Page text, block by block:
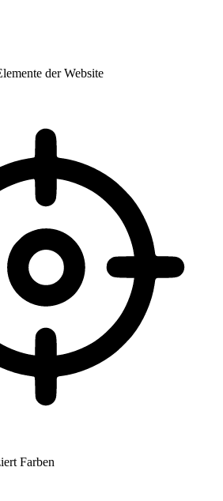
der Website
Farben